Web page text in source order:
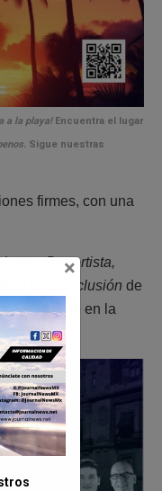
a la playa! Encuentra el lugar
Sigue nuestras
firmes, con una
Deportista,
inclusión de
ámbitos de en la
×